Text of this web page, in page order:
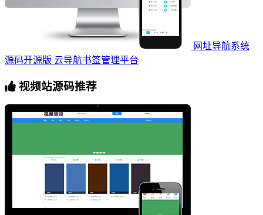
网址导航系统
源码开源版 云导航书签管理平台
视频站源码推荐